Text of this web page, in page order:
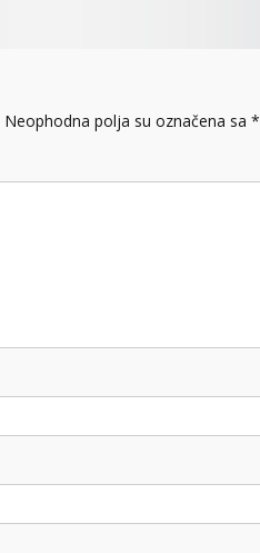
Neophodna polja su označena sa *